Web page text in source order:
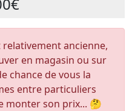
ancienne,
en magasin ou sur
chance de vous la
entre particuliers
monter son prix... 🤔